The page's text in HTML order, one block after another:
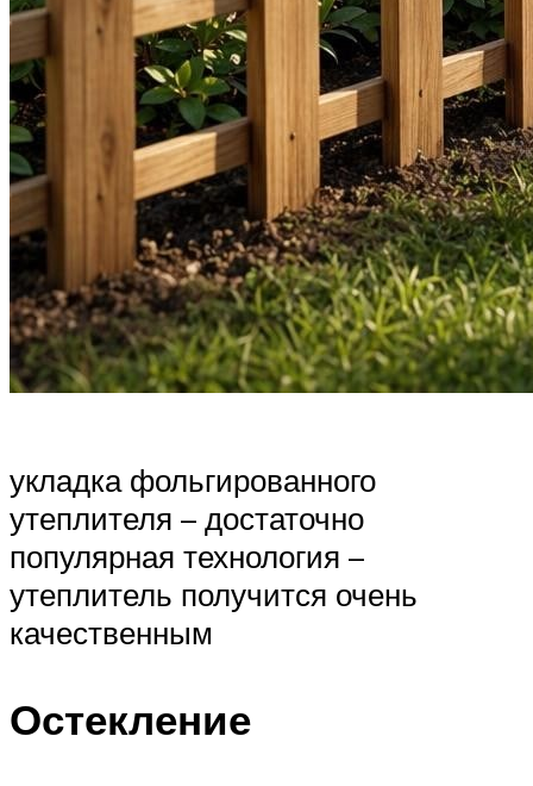
укладка фольгированного
утеплителя – достаточно
популярная технология –
утеплитель получится очень
качественным
Остекление